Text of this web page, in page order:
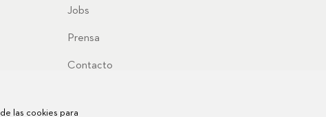
Jobs
Prensa
Contacto
las cookies para